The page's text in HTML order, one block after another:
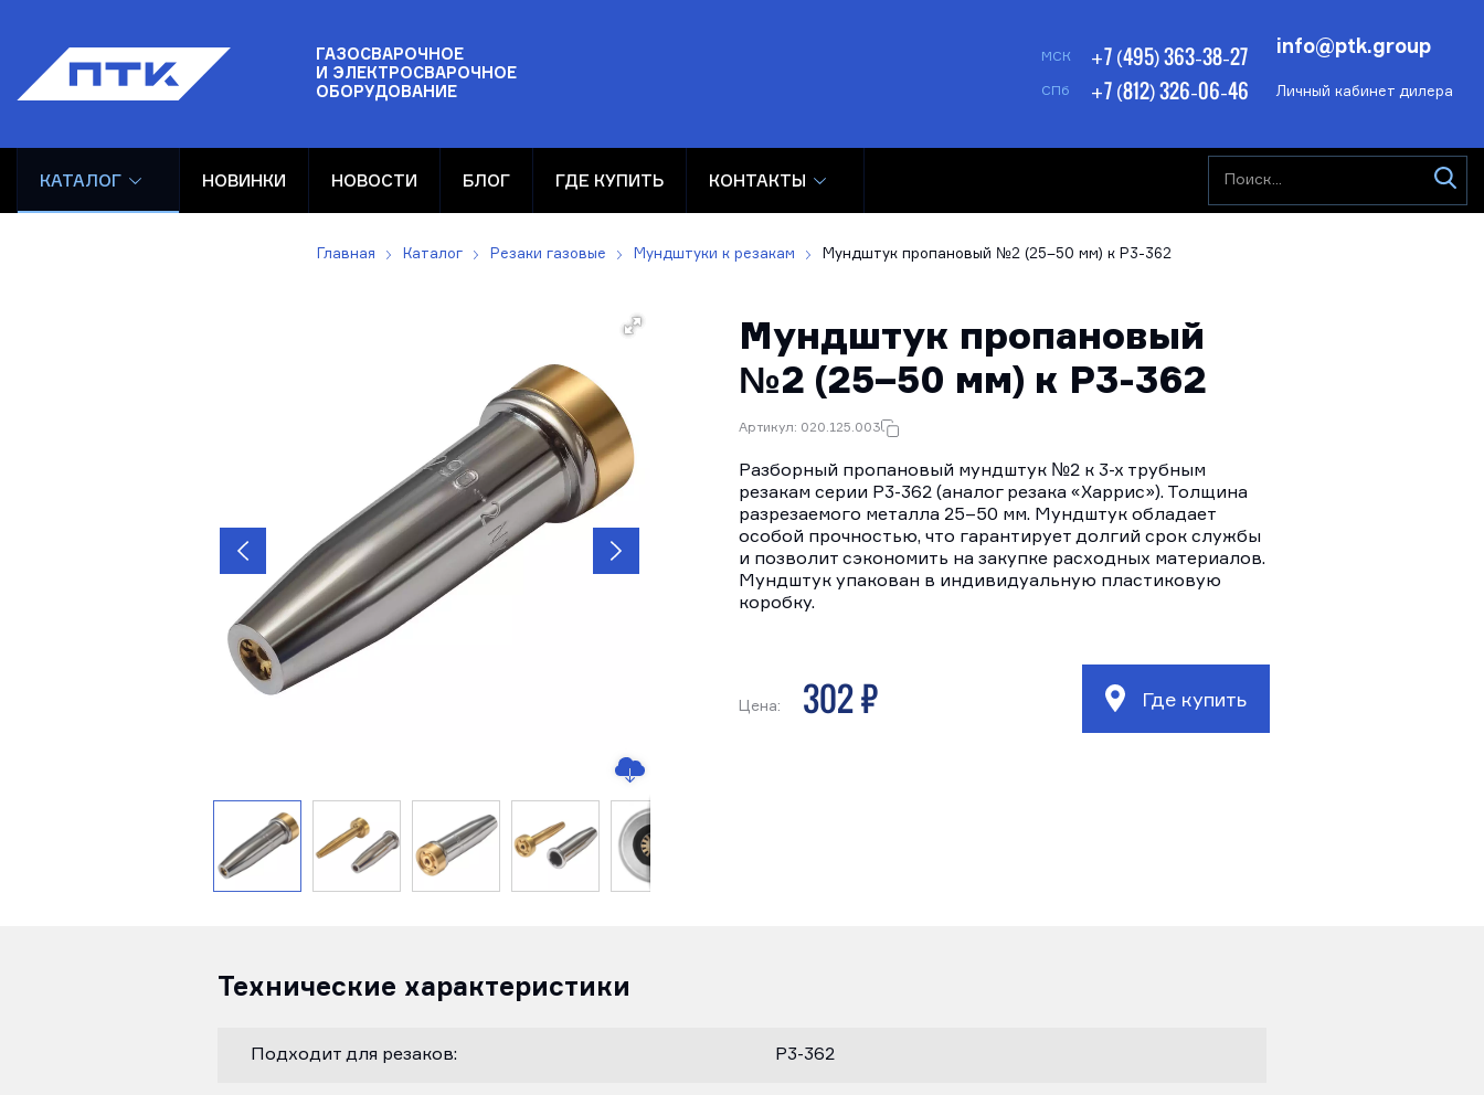
ГАЗОСВАРОЧНОЕ
И ЭЛЕКТРОСВАРОЧНОЕ
ОБОРУДОВАНИЕ
МСК +7 (495) 363-38-27
СПб +7 (812) 326-06-46 Личный кабинет дилера
info@ptk.group
КАТАЛОГ НОВИНКИ НОВОСТИ БЛОГ ГДЕ КУПИТЬ КОНТАКТЫ
Главная Каталог Резаки газовые Мундштуки к резакам Мундштук пропановый №2 (25–50 мм) к Р3-362
Мундштук пропановый
№2 (25–50 мм) к Р3-362
Артикул: 020.125.003
Разборный пропановый мундштук №2 к 3-х трубным
резакам серии Р3-362 (аналог резака «Харрис»). Толщина
разрезаемого металла 25–50 мм. Мундштук обладает
особой прочностью, что гарантирует долгий срок службы
и позволит сэкономить на закупке расходных материалов.
Мундштук упакован в индивидуальную пластиковую
коробку.
Цена: 302 р Где купить
Технические характеристики
Подходит для резаков: Р3-362